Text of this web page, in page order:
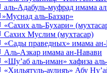
аль-Адабуль-муфрад имама
аль-Баззар»
«Сахих аль-Бухари»
Сахих Муслим (мухтасар)
«Сады праведных» имама
Аль-Азкар имама ан-Навави
«Шу’аб аль-иман» хафиза
«Хильятуль-аулияъ» Абу